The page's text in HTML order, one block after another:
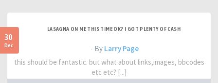
30
Dec
LASAGNA ON ME THIS TIME OK? I GOT PLENTY OF CASH
- By Larry Page
this should be fantastic. but what about links,images, bbcodes
etc etc? [...]